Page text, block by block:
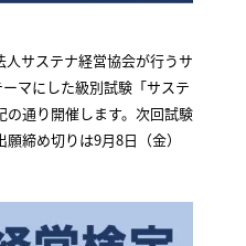
サステナ経営協会が行うサ
マにした級別試験「サステ
通り開催します。次回試験
締め切りは9月8日（金）